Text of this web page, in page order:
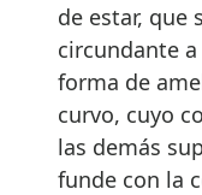
de estar, que
circundante
forma de
curvo, cuyo
las demás
funde con la